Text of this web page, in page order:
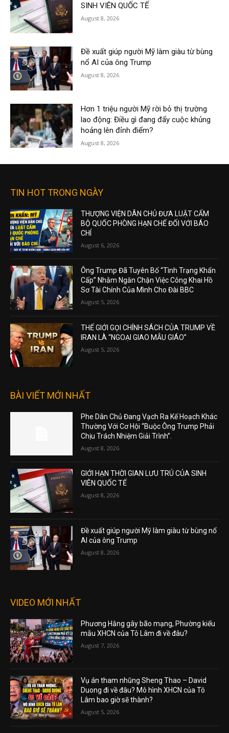
SINH VIÊN QUỐC TẾ
August 8, 2026
Đề xuất giúp người Mỹ làm giàu từ bùng
nổ AI của ông Trump
August 8, 2026
Hơn 1 triệu người Mỹ rời bỏ thị trường
lao động: Điều gì đang đẩy cuộc khủng
hoảng lên đỉnh điểm?
August 8, 2026
TIN HOT TRONG NGÀY
THƯỢNG VIỆN DÂN CHỦ ĐƯA LUẬT CẤM
BỘ QUỐC PHÒNG HẠN CHẾ ĐỐI VỚI BÁO
CHÍ
August 6, 2026
Ông Trump Đã Tuyên Bố “Tình Trạng Khẩn
Cấp” Nhằm Ngăn Chặn Việc Công Khai Hồ
Sơ Tài Chính Của Mình Cho Đài BBC
August 5, 2026
THẾ GIỚI GỌI CHÍNH SÁCH CỦA TRUMP VỀ
IRAN LÀ “NGOẠI GIAO MẪU GIÁO”
August 5, 2026
BÀI VIẾT MỚI NHẤT
Phe Dân Chủ Đang Vạch Ra Kế Hoạch Khác
Thường Với Cơ Hội “Buộc Ông Trump Phải
Chịu Trách Nhiệm Giải Trình”.
August 8, 2026
GIỚI HẠN THỜI GIAN LƯU TRÚ CỦA SINH
VIÊN QUỐC TẾ
August 8, 2026
Đề xuất giúp người Mỹ làm giàu từ bùng nổ
AI của ông Trump
August 8, 2026
VIDEO MỚI NHẤT
Phương Hằng gây bão mạng, Phường kiểu
mẫu XHCN của Tô Lâm đi về đâu?
August 7, 2026
Vụ án tham nhũng Sheng Thao – David
Duong đi về đâu? Mô hình XHCN của Tô
Lâm bao giờ sẽ thành?
August 5, 2026